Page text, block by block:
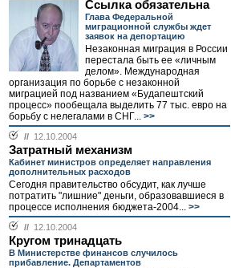
Ссылка обязательна
Глава Федеральной
миграционной службы ждет
заявок на депортацию
Незаконная миграция в России
перестала быть ее «личным
делом». Международная
организация по борьбе с незаконной
миграцией под названием «Будапештский
процесс» пообещала выделить 77 тыс. евро на
борьбу с нелегалами в СНГ... >>
// 12.10.2004
Затратный механизм
Кабинет министров определяет направления
дополнительных расходов
Сегодня правительство обсудит, как лучше
потратить "лишние" деньги, образовавшиеся в
процессе исполнения бюджета-2004... >>
// 12.10.2004
Кругом тринадцать
В Министерстве финансов случилось
прибавление. Департаментов